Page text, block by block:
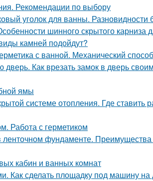
Рекомендации по выбору
уголок для ванны. Разновидности
шинного скрытого карниза
камней подойдут?
с ванной. Механический способ
Как врезать замок в дверь
ямы
системе отопления. Где ставить
Работа с герметиком
фундаменте. Преимущества
кабин и ванных комнат
Как сделать площадку под машину